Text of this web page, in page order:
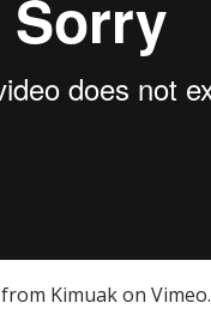
from Kimuakon Vimeo.